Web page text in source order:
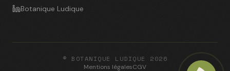
Botanique Ludique
© BOTANIQUE LUDIQUE 2026
Mentions légalesCGV